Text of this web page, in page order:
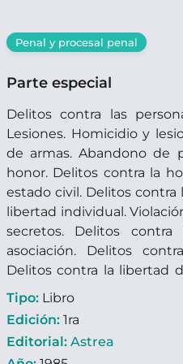
Penal y procesal penal
Parte especial
Delitos contra las
Lesiones. Homicidio y
de armas. Abandono de
honor. Delitos contra la
estado civil. Delitos contra
libertad individual.
secretos. Delitos
asociación. Delitos
Delitos contra la libertad
propiedad. Hurto. Robo.
defraudaciones. Usura.
punibles. Usurpación.
seguridad común.
Tipo: Libro
Edición: 1ra
Editorial: Astrea